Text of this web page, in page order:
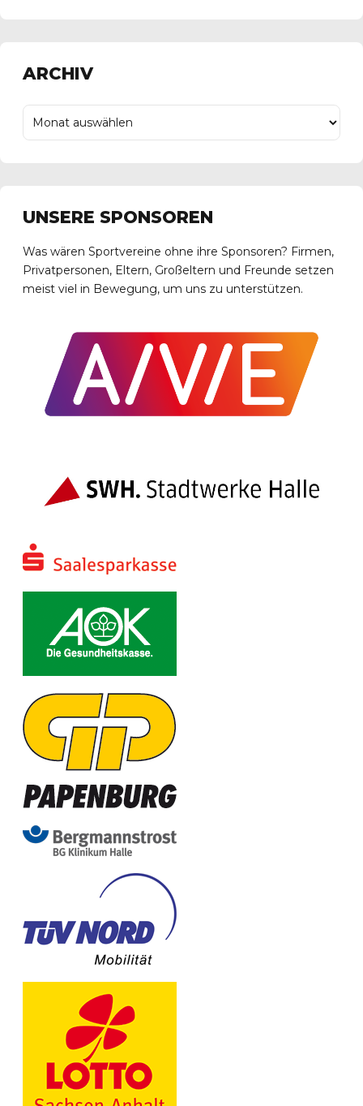
ARCHIV
UNSERE SPONSOREN
Was wären Sportvereine ohne ihre Sponsoren? Firmen,
Privatpersonen, Eltern, Großeltern und Freunde setzen
meist viel in Bewegung, um uns zu unterstützen.